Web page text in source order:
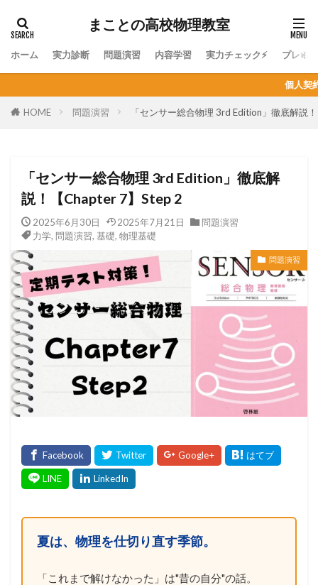
まことの高校物理教室
ホーム 実力診断 問題演習 内容学習 実力チェック⚡ プレミ
個人契約オンライン家庭教師の生
HOME 問題演習 「センサー総合物理 3rd Edition」徹底解説
「センサー総合物理 3rd Edition」徹底解
説！【Chapter 7】Step 2
2025年6月30日 2025年7月21日
問題演習
力学, 問題演習, 基礎, 物理基礎
問題演習
夏は、物理を仕切り直す季節。
「これまで解けなかった」は"昔の自分"の話。